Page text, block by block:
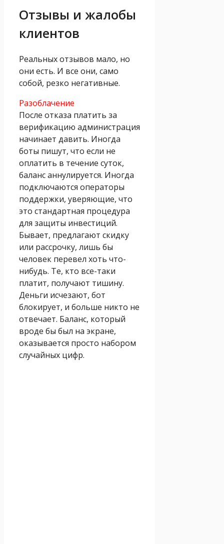
Отзывы и жалобы
клиентов
Реальных отзывов мало, но
они есть. И все они, само
собой, резко негативные.
Разоблачение
После отказа платить за
верификацию администрация
начинает давить. Иногда
боты пишут, что если не
оплатить в течение суток,
баланс аннулируется. Иногда
подключаются операторы
поддержки, уверяющие, что
это стандартная процедура
для защиты инвестиций.
Бывает, предлагают скидку
или рассрочку, лишь бы
человек перевел хоть что-
нибудь. Те, кто все-таки
платит, получают тишину.
Деньги исчезают, бот
блокирует, и больше никто не
отвечает. Баланс, который
вроде бы был на экране,
оказывается просто набором
случайных цифр.